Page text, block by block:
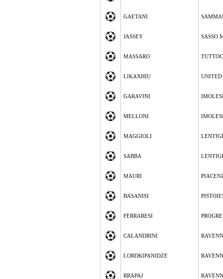
GAETANI
JASSEY SASSO
MASSARO
LIKAXHIU UNITED
GARAVINI
MELLONI
MAGGIOLI
SABBA
MAURI
BASANISI
FERRARESI
CALANDRINI
LORDKIPANIDZE
RRAPAJ